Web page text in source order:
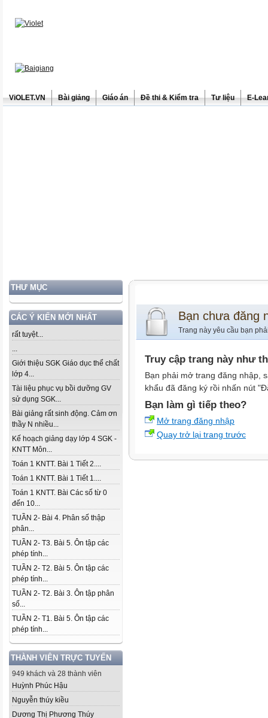
ViOLET.VN Bài giảng Giáo án Đề thi & Kiểm tra Tư liệu E-
THƯ MỤC
CÁC Ý KIẾN MỚI NHẤT
rất tuyệt...
...
Giới thiệu SGK Giáo dục thể chất
lớp 4...
Tài liệu phục vụ bồi dưỡng GV
sử dụng SGK...
Bài giảng rất sinh động. Cảm ơn
thầy N nhiều...
Kế hoạch giảng dạy lớp 4 SGK -
KNTT Môn...
Toán 1 KNTT. Bài 1 Tiết 2....
Toán 1 KNTT. Bài 1 Tiết 1....
Toán 1 KNTT. Bài Các số từ 0
đến 10...
TUẦN 2- Bài 4. Phân số thập
phân...
TUẦN 2- T3. Bài 5. Ôn tập các
phép tính...
TUẦN 2- T2. Bài 5. Ôn tập các
phép tính...
TUẦN 2- T2. Bài 3. Ôn tập phân
số...
TUẦN 2- T1. Bài 5. Ôn tập các
phép tính...
THÀNH VIÊN TRỰC TUYẾN
949 khách và 28 thành viên
Huỳnh Phúc Hậu
Nguyễn thúy kiều
Dương Thị Phương Thúy
Bạn chưa đăng
Trang này yêu cầu bạn
Truy cập trang này như
Bạn phải mở trang đăng nhập,
khẩu đã đăng ký rồi nhấn nút
Bạn làm gì tiếp theo?
Mở trang đăng nhập
Quay trở lại trang trước